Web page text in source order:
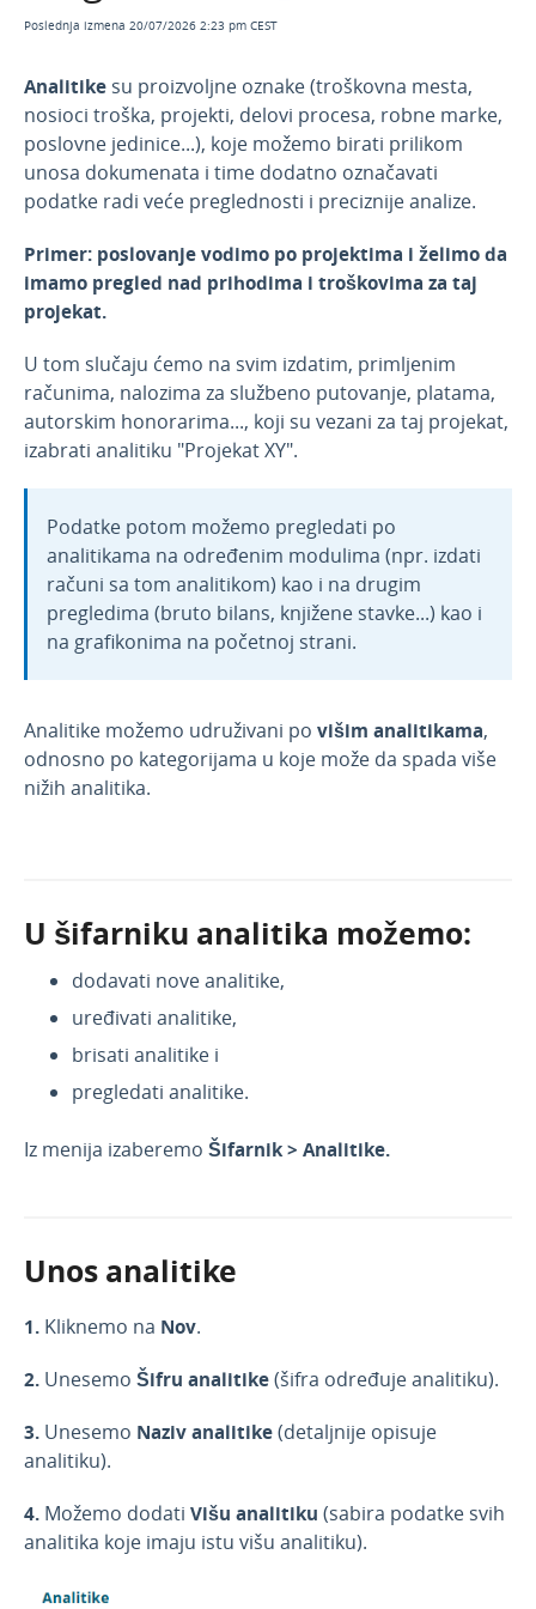
Kamatne stope
Amortizacione grupe
Lokacije
Prilivi i odlivi
Skladišta
Nazivi kontakata
Blagajna
dokumenata
Podešavanje organizacije
Novosti u programu
API - programska aplikacija
Webinar, e-book i blog
Poslednja izmena 20/07/2026 2:23 pm CEST
Analitike su proizvoljne oznake (troškovna mesta,
nosioci troška, projekti, delovi procesa, robne marke,
poslovne jedinice...), koje možemo birati prilikom
unosa dokumenata i time dodatno označavati
podatke radi veće preglednosti i preciznije analize.
Primer: poslovanje vodimo po projektima i želimo da
imamo pregled nad prihodima i troškovima za taj
projekat.
U tom slučaju ćemo na svim izdatim, primljenim
računima, nalozima za službeno putovanje, platama,
autorskim honorarima..., koji su vezani za taj projekat,
izabrati analitiku "Projekat XY".
Podatke potom možemo pregledati po
analitikama na određenim modulima (npr. izdati
računi sa tom analitikom) kao i na drugim
pregledima (bruto bilans, knjižene stavke...) kao i
na grafikonima na početnoj strani.
Analitike možemo udruživani po višim analitikama,
odnosno po kategorijama u koje može da spada više
nižih analitika.
U šifarniku analitika možemo:
dodavati nove analitike,
uređivati analitike,
brisati analitike i
pregledati analitike.
Iz menija izaberemo Šifarnik > Analitike.
Unos analitike
1. Kliknemo na Nov.
2. Unesemo Šifru analitike(šifra određuje analitiku).
3. Unesemo Naziv analitike(detaljnije opisuje
analitiku).
4. Možemo dodati Višu analitiku (sabira podatke svih
analitika koje imaju istu višu analitiku).